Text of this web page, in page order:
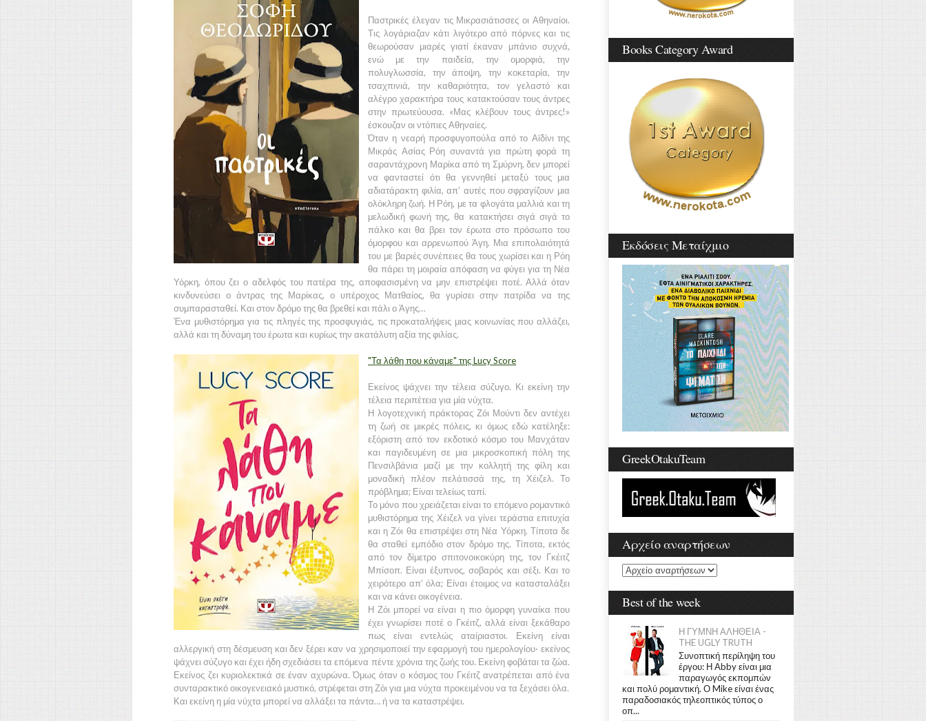
Παστρικές έλεγαν τις Μικρασιάτισσες οι Αθηναίοι.
Τις λογάριαζαν κάτι λιγότερο από πόρνες και τις
θεωρούσαν μιαρές γιατί έκαναν μπάνιο συχνά,
ενώ με την παιδεία, την ομορφιά, την
πολυγλωσσία, την άποψη, την κοκεταρία, την
τσαχπινιά, την καθαριότητα, τον γελαστό και
αλέγρο χαρακτήρα τους κατακτούσαν τους άντρες
στην πρωτεύουσα. «Μας κλέβουν τους άντρες!»
έσκουζαν οι ντόπιες Αθηναίες.
Όταν η νεαρή προσφυγοπούλα από το Αϊδίνι της
Μικράς Ασίας Ρόη συναντά για πρώτη φορά τη
σαραντάχρονη Μαρίκα από τη Σμύρνη, δεν μπορεί
να φανταστεί ότι θα γεννηθεί μεταξύ τους μια
αδιατάρακτη φιλία, απ’ αυτές που σφραγίζουν μια
ολόκληρη ζωή. Η Ρόη, με τα φλογάτα μαλλιά και τη
μελωδική φωνή της, θα κατακτήσει σιγά σιγά το
πάλκο και θα βρει τον έρωτα στο πρόσωπο του
όμορφου και αρρενωπού Άγη. Μια επιπολαιότητά
του με βαριές συνέπειες θα τους χωρίσει και η Ρόη
θα πάρει τη μοιραία απόφαση να φύγει για τη Νέα
Υόρκη, όπου ζει ο αδελφός του πατέρα της, αποφασισμένη να μην επιστρέψει ποτέ. Αλλά όταν
κινδυνεύσει ο άντρας της Μαρίκας, ο υπέροχος Ματθαίος, θα γυρίσει στην πατρίδα να της
συμπαρασταθεί. Και στον δρόμο της θα βρεθεί και πάλι ο Άγης…
Ένα μυθιστόρημα για τις πληγές της προσφυγιάς, τις προκαταλήψεις μιας κοινωνίας που αλλάζει,
αλλά και τη δύναμη του έρωτα και κυρίως την ακατάλυτη αξία της φιλίας.
"Τα λάθη που κάναμε" της Lucy Score
Εκείνος ψάχνει την τέλεια σύζυγο. Κι εκείνη την
τέλεια περιπέτεια για μία νύχτα.
Η λογοτεχνική πράκτορας Ζόι Μούντι δεν αντέχει
τη ζωή σε μικρές πόλεις, κι όμως εδώ κατέληξε:
εξόριστη από τον εκδοτικό κόσμο του Μανχάταν
και παγιδευμένη σε μια μικροσκοπική πόλη της
Πενσιλβάνια μαζί με την κολλητή της φίλη και
μοναδική πλέον πελάτισσά της, τη Χέιζελ. Το
πρόβλημα; Είναι τελείως ταπί.
Το μόνο που χρειάζεται είναι το επόμενο ρομαντικό
μυθιστόρημα της Χέιζελ να γίνει τεράστια επιτυχία
και η Ζόι θα επιστρέψει στη Νέα Υόρκη. Τίποτα δε
θα σταθεί εμπόδιο στον δρόμο της. Τίποτα, εκτός
από τον δίμετρο σπιτονοικοκύρη της, τον Γκέιτζ
Μπίσοπ. Είναι έξυπνος, σοβαρός και σέξι. Και το
χειρότερο απ’ όλα; Είναι έτοιμος να κατασταλάξει
και να κάνει οικογένεια.
Η Ζόι μπορεί να είναι η πιο όμορφη γυναίκα που
έχει γνωρίσει ποτέ ο Γκέιτζ, αλλά είναι ξεκάθαρο
πως είναι εντελώς αταίριαστοι. Εκείνη είναι
αλλεργική στη δέσμευση και δεν ξέρει καν να χρησιμοποιεί την εφαρμογή του ημερολογίου· εκείνος
ψάχνει σύζυγο και έχει ήδη σχεδιάσει τα επόμενα πέντε χρόνια της ζωής του. Εκείνη φοβάται τα ζώα.
Εκείνος ζει κυριολεκτικά σε έναν αχυρώνα. Όμως όταν ο κόσμος του Γκέιτζ ανατρέπεται από ένα
συνταρακτικό οικογενειακό μυστικό, στρέφεται στη Ζόι για μια νύχτα προκειμένου να τα ξεχάσει όλα.
Και εκείνη η μία νύχτα μπορεί να αλλάξει τα πάντα… ή να τα καταστρέψει.
Books Category Award
Εκδόσεις Μεταίχμιο
GreekOtakuTeam
Αρχείο αναρτήσεων
Best of the week
Η ΓΥΜΝΗ ΑΛΗΘΕΙΑ -
THE UGLY TRUTH
Συνοπτική περίληψη του
έργου: Η Abby είναι μια
παραγωγός εκπομπών
και πολύ ρομαντική. Ο Mike είναι ένας
παραδοσιακός τηλεοπτικός τύπος ο
οπ...